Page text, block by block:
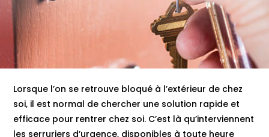
Lorsque l’on se retrouve bloqué à l’extérieur de chez
soi, il est normal de chercher une solution rapide et
efficace pour rentrer chez soi. C’est là qu’interviennent
les serruriers d’urgence, disponibles à toute heure